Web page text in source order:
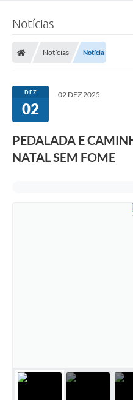
Notícias
Notícias Notícia
DEZ
02
02 DEZ 2025
PEDALADA E
NATAL SEM FOME